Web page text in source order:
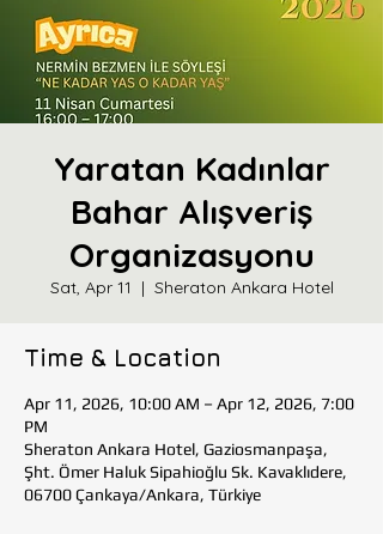
Yaratan Kadınlar
Bahar Alışveriş
Organizasyonu
Sat, Apr 11
  |
Sheraton Ankara Hotel
Time & Location
Apr 11, 2026, 10:00 AM – Apr 12, 2026, 7:00
PM
Sheraton Ankara Hotel, Gaziosmanpaşa,
Şht. Ömer Haluk Sipahioğlu Sk. Kavaklıdere,
06700 Çankaya/Ankara, Türkiye